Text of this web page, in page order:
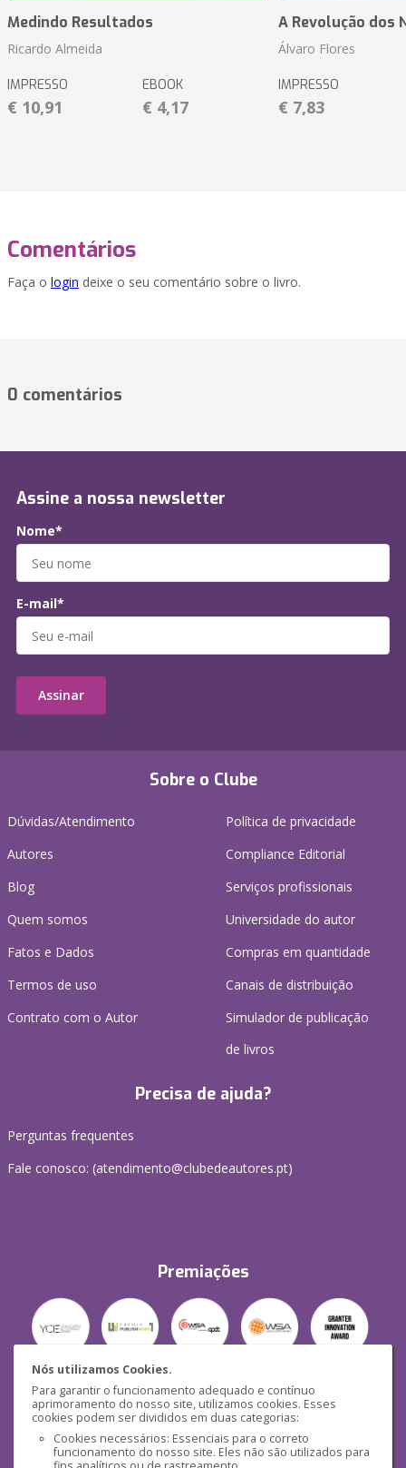
Nós utilizamos Cookies.
Para garantir o funcionamento adequado e contínuo
aprimoramento do nosso site, utilizamos cookies. Esses
cookies podem ser divididos em duas categorias:
Cookies necessários: Essenciais para o correto
funcionamento do nosso site. Eles não são utilizados para
Medindo Resultados
Ricardo Almeida
IMPRESSO
€ 10,91
EBOOK
€ 4,17
A Revolução dos
Álvaro Flores
IMPRESSO
€ 7,83
Comentários
Faça o login deixe o seu comentário sobre o livro.
0 comentários
Sobre o Clube
Dúvidas/Atendimento
Autores
Blog
Quem somos
Fatos e Dados
Termos de uso
Contrato com o Autor
Política de privacidade
Compliance Editorial
Serviços profissionais
Universidade do autor
Compras em quantidade
Canais de distribuição
Simulador de publicação
de livros
Precisa de ajuda?
Perguntas frequentes
Fale conosco: (atendimento@clubedeautores.pt)
Premiações
Segurança
Assine a nossa newsletter
Nome*
E-mail*
Assinar